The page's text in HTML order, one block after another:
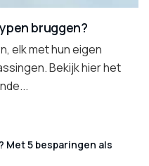
bruggen?
elk met hun eigen
Bekijk hier het
Met 5 besparingen als